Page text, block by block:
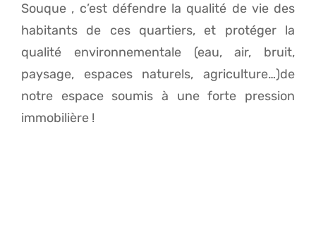
Souque , c’est défendre la qualité de vie des
habitants de ces quartiers, et protéger la
qualité environnementale (eau, air, bruit,
paysage, espaces naturels, agriculture…)de
notre espace soumis à une forte pression
immobilière !